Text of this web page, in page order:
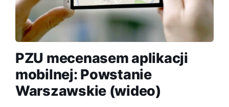
PZU mecenasem aplikacji
mobilnej: Powstanie
Warszawskie (wideo)